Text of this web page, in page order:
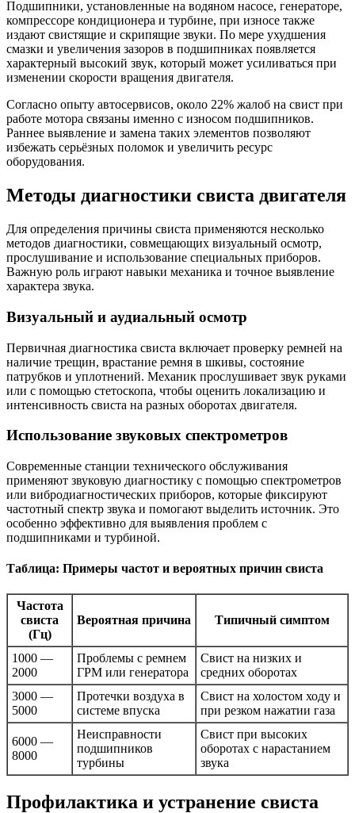
Подшипники, установленные на водяном насосе, генераторе,
компрессоре кондиционера и турбине, при износе также
издают свистящие и скрипящие звуки. По мере ухудшения
смазки и увеличения зазоров в подшипниках появляется
характерный высокий звук, который может усиливаться при
изменении скорости вращения двигателя.
Согласно опыту автосервисов, около 22% жалоб на свист при
работе мотора связаны именно с износом подшипников.
Раннее выявление и замена таких элементов позволяют
избежать серьёзных поломок и увеличить ресурс
оборудования.
Методы диагностики свиста двигателя
Для определения причины свиста применяются несколько
методов диагностики, совмещающих визуальный осмотр,
прослушивание и использование специальных приборов.
Важную роль играют навыки механика и точное выявление
характера звука.
Визуальный и аудиальный осмотр
Первичная диагностика свиста включает проверку ремней на
наличие трещин, врастание ремня в шкивы, состояние
патрубков и уплотнений. Механик прослушивает звук руками
или с помощью стетоскопа, чтобы оценить локализацию и
интенсивность свиста на разных оборотах двигателя.
Использование звуковых спектрометров
Современные станции технического обслуживания
применяют звуковую диагностику с помощью спектрометров
или вибродиагностических приборов, которые фиксируют
частотный спектр звука и помогают выделить источник. Это
особенно эффективно для выявления проблем с
подшипниками и турбиной.
Таблица: Примеры частот и вероятных причин свиста
Частота
свиста
(Гц)
Вероятная причина Типичный симптом
1000 —
2000
Проблемы с ремнем
ГРМ или генератора
Свист на низких и
средних оборотах
3000 —
5000
Протечки воздуха в
системе впуска
Свист на холостом ходу и
при резком нажатии газа
6000 —
8000
Неисправности
подшипников
турбины
Свист при высоких
оборотах с нарастанием
звука
Профилактика и устранение свиста